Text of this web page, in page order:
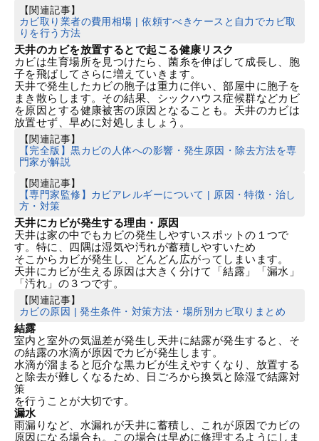
【関連記事】
カビ取り業者の費用相場 | 依頼すべきケースと自力でカビ取
りを行う方法
天井のカビを放置するとで起こる健康リスク
カビは生育場所を見つけたら、菌糸を伸ばして成長し、胞
子を飛ばしてさらに増えていきます。
天井で発生したカビの胞子は重力に伴い、部屋中に胞子を
まき散らします。その結果、シックハウス症候群などカビ
を原因とする健康被害の原因となることも。天井のカビは
放置せず、早めに対処しましょう。
【関連記事】
【完全版】黒カビの人体への影響・発生原因・除去方法を専
門家が解説
【関連記事】
【専門家監修】カビアレルギーについて | 原因・特徴・治し
方・対策
天井にカビが発生する理由・原因
天井は家の中でもカビの発生しやすいスポットの１つで
す。特に、四隅は湿気や汚れが蓄積しやすいため
そこからカビが発生し、どんどん広がってしまいます。
天井にカビが生える原因は大きく分けて「結露」「漏水」
「汚れ」の３つです。
【関連記事】
カビの原因 | 発生条件・対策方法・場所別カビ取りまとめ
結露
室内と室外の気温差が発生し天井に結露が発生すると、そ
の結露の水滴が原因でカビが発生します。
水滴が溜まると厄介な黒カビが生えやすくなり、放置する
と除去が難しくなるため、日ごろから換気と除湿で結露対
策
を行うことが大切です。
漏水
雨漏りなど、水漏れが天井に蓄積し、これが原因でカビの
原因になる場合も。この場合は早めに修理するようにしま